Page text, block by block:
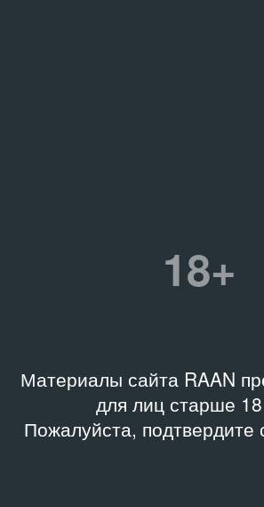
18+
Материалы сайта RAAN
для лиц старше 18
Пожалуйста, подтвердите